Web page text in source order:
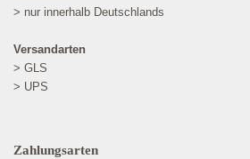
> nur innerhalb Deutschlands
Versandarten
> GLS
> UPS
Zahlungsarten